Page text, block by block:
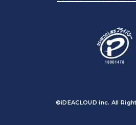
©iDEACLOUD inc. All